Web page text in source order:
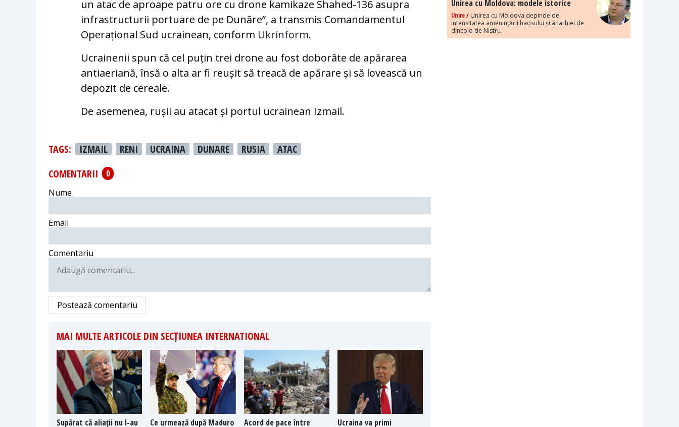
un atac de aproape patru ore cu drone kamikaze Shahed-136 asupra
infrastructurii portuare de pe Dunăre”, a transmis Comandamentul
Operațional Sud ucrainean, conform Ukrinform.
Ucrainenii spun că cel puțin trei drone au fost doborâte de apărarea
antiaeriană, însă o alta ar fi reușit să treacă de apărare și să lovească un
depozit de cereale.
De asemenea, rușii au atacat și portul ucrainean Izmail.
TAGS: IZMAIL RENI UCRAINA DUNARE RUSIA
ATAC
COMENTARII
0
Nume
Email
Comentariu
Postează comentariu
MAI MULTE ARTICOLE DIN SECȚIUNEA INTERNATIONAL
Supărat că aliații nu l-au
Ce urmează după Maduro
Acord de pace între
Ucraina va primi
Unirea cu Moldova: modele istorice
Unire / Unirea cu Moldova depinde de
intensitatea amenințării haosului și anarhiei de
dincolo de Nistru.